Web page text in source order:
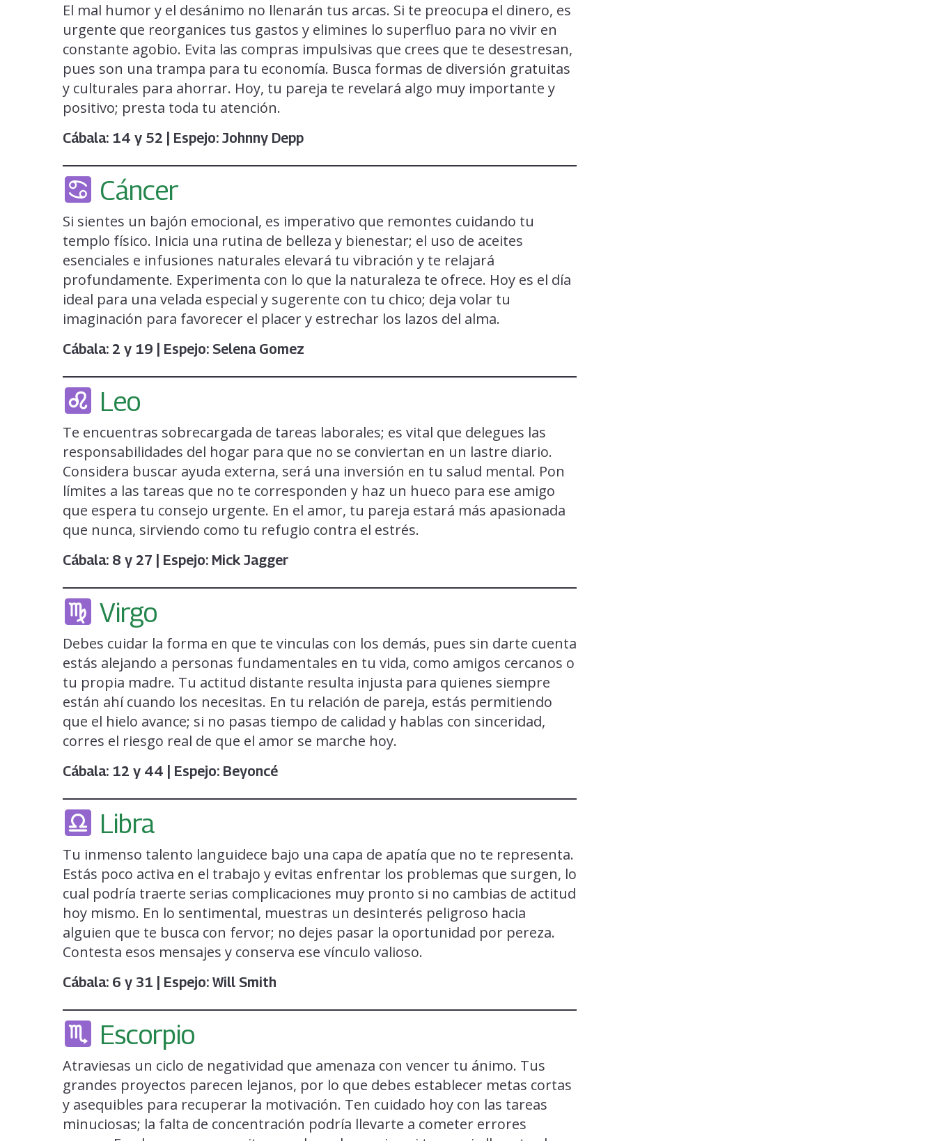
El mal humor y el desánimo no llenarán tus arcas. Si te preocupa el dinero, es
urgente que reorganices tus gastos y elimines lo superfluo para no vivir en
constante agobio. Evita las compras impulsivas que crees que te desestresan,
pues son una trampa para tu economía. Busca formas de diversión gratuitas
y culturales para ahorrar. Hoy, tu pareja te revelará algo muy importante y
positivo; presta toda tu atención.
Cábala: 14 y 52 | Espejo: Johnny Depp
Cáncer
Si sientes un bajón emocional, es imperativo que remontes cuidando tu
templo físico. Inicia una rutina de belleza y bienestar; el uso de aceites
esenciales e infusiones naturales elevará tu vibración y te relajará
profundamente. Experimenta con lo que la naturaleza te ofrece. Hoy es el día
ideal para una velada especial y sugerente con tu chico; deja volar tu
imaginación para favorecer el placer y estrechar los lazos del alma.
Cábala: 2 y 19 | Espejo: Selena Gomez
Leo
Te encuentras sobrecargada de tareas laborales; es vital que delegues las
responsabilidades del hogar para que no se conviertan en un lastre diario.
Considera buscar ayuda externa, será una inversión en tu salud mental. Pon
límites a las tareas que no te corresponden y haz un hueco para ese amigo
que espera tu consejo urgente. En el amor, tu pareja estará más apasionada
que nunca, sirviendo como tu refugio contra el estrés.
Cábala: 8 y 27 | Espejo: Mick Jagger
Virgo
Debes cuidar la forma en que te vinculas con los demás, pues sin darte cuenta
estás alejando a personas fundamentales en tu vida, como amigos cercanos o
tu propia madre. Tu actitud distante resulta injusta para quienes siempre
están ahí cuando los necesitas. En tu relación de pareja, estás permitiendo
que el hielo avance; si no pasas tiempo de calidad y hablas con sinceridad,
corres el riesgo real de que el amor se marche hoy.
Cábala: 12 y 44 | Espejo: Beyoncé
Libra
Tu inmenso talento languidece bajo una capa de apatía que no te representa.
Estás poco activa en el trabajo y evitas enfrentar los problemas que surgen, lo
cual podría traerte serias complicaciones muy pronto si no cambias de actitud
hoy mismo. En lo sentimental, muestras un desinterés peligroso hacia
alguien que te busca con fervor; no dejes pasar la oportunidad por pereza.
Contesta esos mensajes y conserva ese vínculo valioso.
Cábala: 6 y 31 | Espejo: Will Smith
Escorpio
Atraviesas un ciclo de negatividad que amenaza con vencer tu ánimo. Tus
grandes proyectos parecen lejanos, por lo que debes establecer metas cortas
y asequibles para recuperar la motivación. Ten cuidado hoy con las tareas
minuciosas; la falta de concentración podría llevarte a cometer errores